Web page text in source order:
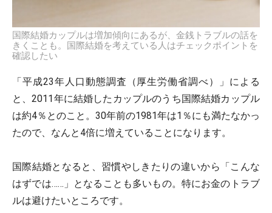
国際結婚カップルは増加傾向にあるが、金銭トラブルの話を
きくことも。国際結婚を考えている人はチェックポイントを
確認したい
「平成23年人口動態調査（厚生労働省調べ）」による
と、2011年に結婚したカップルのうち国際結婚カップル
は約4％とのこと。30年前の1981年は1％にも満たなかっ
たので、なんと4倍に増えていることになります。
国際結婚となると、習慣やしきたりの違いから「こんな
はずでは……」となることも多いもの。特にお金のトラブ
ルは避けたいところです。